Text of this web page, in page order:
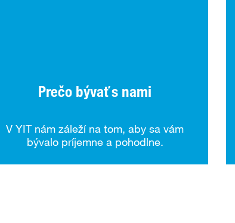
Prečo bývať s nami
V YIT nám záleží na tom, aby sa vám
bývalo príjemne a pohodlne.